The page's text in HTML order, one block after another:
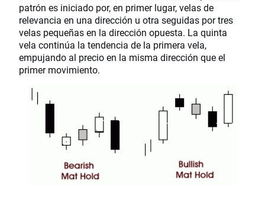
patrón es iniciado por, en primer lugar, velas de
relevancia en una dirección u otra seguidas por tres
velas pequeñas en la dirección opuesta. La quinta
vela continúa la tendencia de la primera vela,
empujando al precio en la misma dirección que el
primer movimiento.